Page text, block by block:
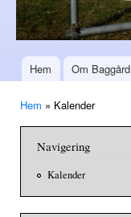
Huvudmeny
Hem Om Baggård
Hem » Kalender
Navigering
Kalender